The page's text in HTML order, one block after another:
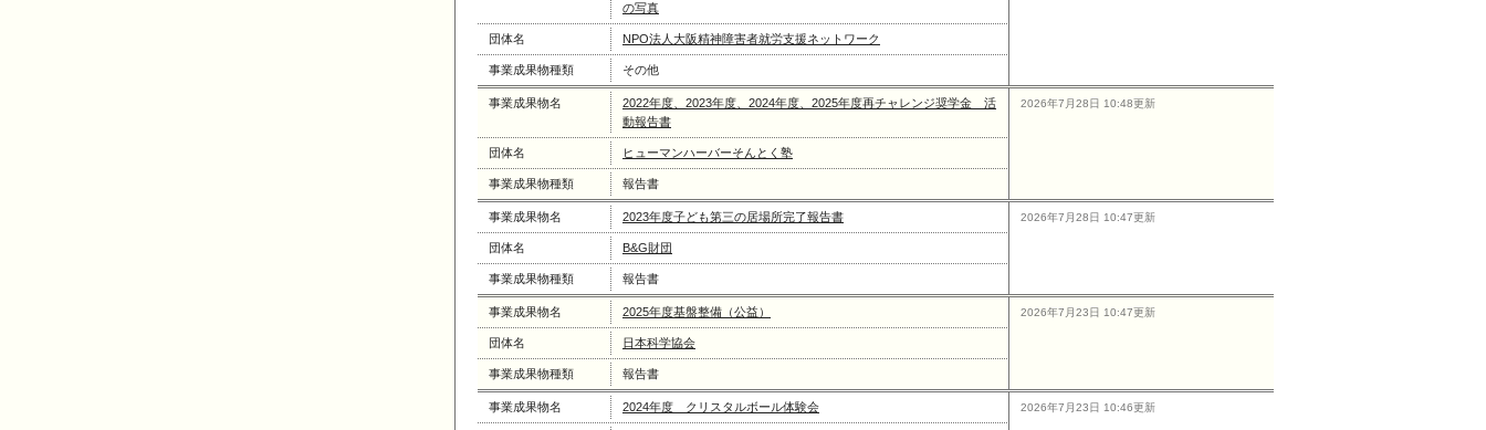
の写真
団体名 NPO法人大阪精神障害者就労支援ネットワーク
事業成果物種類 その他
事業成果物名
2022年度、2023年度、2024年度、2025年度再チャレンジ奨学金 活
動報告書
団体名 ヒューマンハーバーそんとく塾
事業成果物種類 報告書
2026年7月28日 10:48更新
事業成果物名 2023年度子ども第三の居場所完了報告書
団体名 B&G財団
事業成果物種類 報告書
2026年7月28日 10:47更新
事業成果物名 2025年度基盤整備（公益）
団体名 日本科学協会
事業成果物種類 報告書
2026年7月23日 10:47更新
事業成果物名 2024年度 クリスタルボール体験会 2026年7月23日 10:46更新